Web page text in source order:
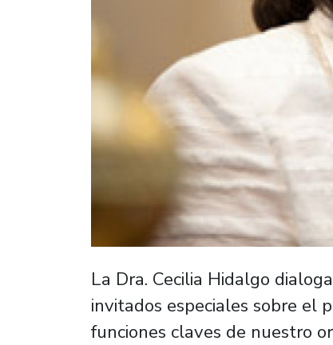
La Dra. Cecilia Hidalgo
invitados especiales sobre el
funciones claves de nuestro